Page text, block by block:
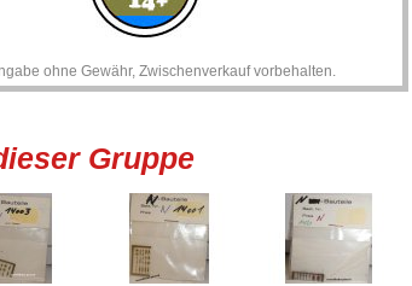
ohne Gewähr, Zwischenverkauf vorbehalten.
Gruppe